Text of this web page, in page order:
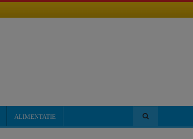
ALIMENTATIE